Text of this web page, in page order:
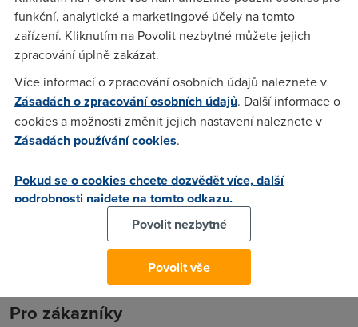
jedou naprosto normalne. Dostanu se i do webinterfacu od
modemu.. cca po 15 minutach (microsoft.com, slovnik.cz,
postimage.org aj.) me nejdou nacist.. jen bila obrazovka a
konec + nedostanu se uz ani do modemu.. zkousel jsem jak
stolni pc tak notes.. problem vsude zkousel jsem firmware
novy, zpatky na tovarni nastaveni NIC nepomohlo nevite?
omlouvam se ze jsem netrefil technicke dotazy..
Pro zákazníky
funkční, analytické a marketingové účely na tomto
zařízení. Kliknutím na Povolit nezbytné můžete jejich
zpracování úplně zakázat.
Více informací o zpracování osobních údajů naleznete v
Zásadách o zpracování osobních údajů. Další informace o
cookies a možnosti změnit jejich nastavení naleznete v
Zásadách používání cookies.
Pokud se o cookies chcete dozvědět více, další
podrobnosti najdete na tomto odkazu.
Povolit nezbytné
Povolit vše